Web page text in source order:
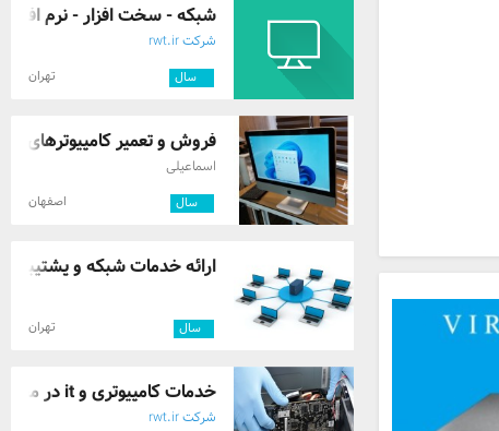
شبکه - سخت افزار - نرم افزار
شرکت rwt.ir
سال تهران
فروش و تعمیر کامپیوترهای
اسماعیلی
سال اصفهان
ارائه خدمات شبکه و پشتیبانی
سال تهران
خدمات کامپیوتری و it در محل
شرکت rwt.ir